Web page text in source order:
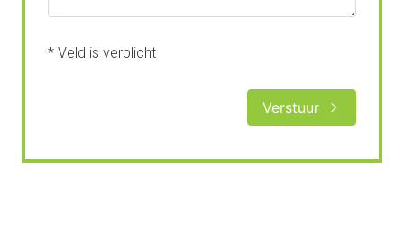
* Veld is verplicht
Verstuur